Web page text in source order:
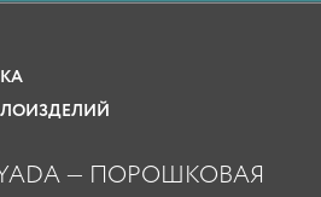
— ПОРОШКОВАЯ